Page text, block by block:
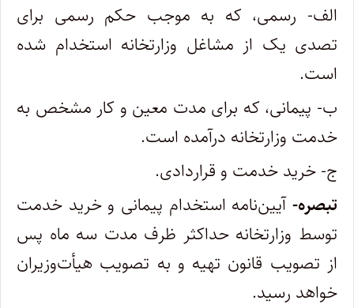
‌الف- رسمی، که به موجب حکم رسمی برای
تصدی یک از مشاغل وزارتخانه استخدام شده
است.
ب- پیمانی، که برای مدت معین و کار مشخص به
خدمت وزارتخانه درآمده است.
ج- خرید خدمت و قراردادی.
‌تبصره- آیین‌نامه استخدام پیمانی و خرید خدمت
توسط وزارتخانه حداکثر ظرف مدت سه ماه پس
از تصویب قانون تهیه و به تصویب هیأت‌وزیران
خواهد رسید.